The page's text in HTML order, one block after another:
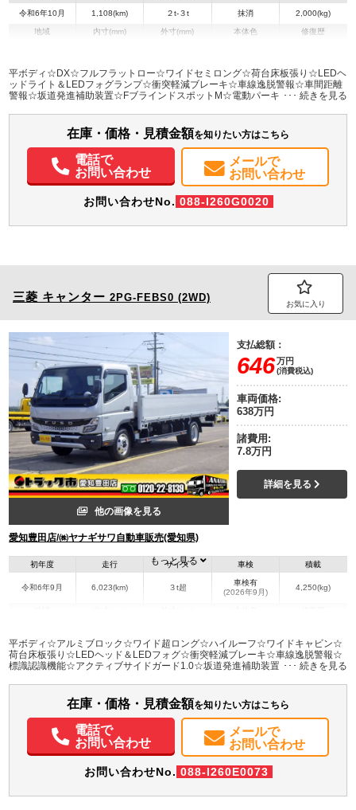
令和6年10月 1,108(km) ２t-３t 抹消 2,000(kg)
地域 内寸(mm)
H:380
外寸(mm)
H:2,250
本体色 修復歴
装備情報
バックモニター
平ボディ☆DX☆フルフラットロー☆ワイドセミロング☆荷台床板張り☆LEDヘ
ッドライト＆LEDフォグランプ☆衝突軽減ブレーキ☆車線逸脱警報☆車間距離
警報☆坂道発進補助装置☆FブラインドスポットM☆電動パーキングブレーキ☆
レス
在庫・価格・見積金額を知りたい方はこちら
電話で
お問い合わせ
メールで
お問い合わせ
お問い合わせNo. 088-I260G0020
三菱 キャンター 2PG-FEBS0 (2WD)
お気に入り
他の画像を見る
愛知豊田店/㈱ヤナギサワ自動車販売(愛知県)
支払総額：
646万円
(消費税込)
車両価格:
638万円
諸費用:
7.8万円
詳細を見る
初年度
令和6年9月
走行
6,023(km)
サイズ
３t超
車検
車検有
(2026年9月)
積載
4,250(kg)
愛知県
W:2,080
H:600
W:2,170
H:2,210
パワステ パワーウィンドウ ABS エアバッグ
カーナビ
バックモニター
もっと見る
平ボディ☆アルミブロック☆ワイド超ロング☆ハイルーフ☆ワイドキャビン☆
荷台床板張り☆LEDヘッド＆LEDフォグ☆衝突軽減ブレーキ☆車線逸脱警報☆
標識認識機能☆アクティブサイドガード1.0☆坂道発進補助装置☆横滑り防止装
在庫・価格・見積金額を知りたい方はこちら
電話で
お問い合わせ
メールで
お問い合わせ
お問い合わせNo. 088-I260E0073